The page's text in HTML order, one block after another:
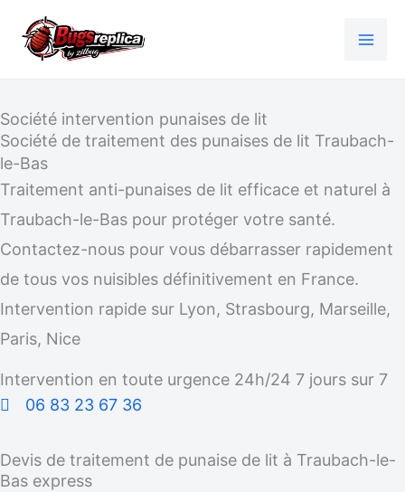
Société intervention punaises de lit
Société de traitement des punaises de lit Traubach-
le-Bas
Traitement anti-punaises de lit efficace et naturel à
Traubach-le-Bas pour protéger votre santé.
Contactez-nous pour vous débarrasser rapidement
de tous vos nuisibles définitivement en France.
Intervention rapide sur Lyon, Strasbourg, Marseille,
Paris, Nice
Intervention en toute urgence 24h/24 7 jours sur 7
06 83 23 67 36
Devis de traitement de punaise de lit à Traubach-le-
Bas express